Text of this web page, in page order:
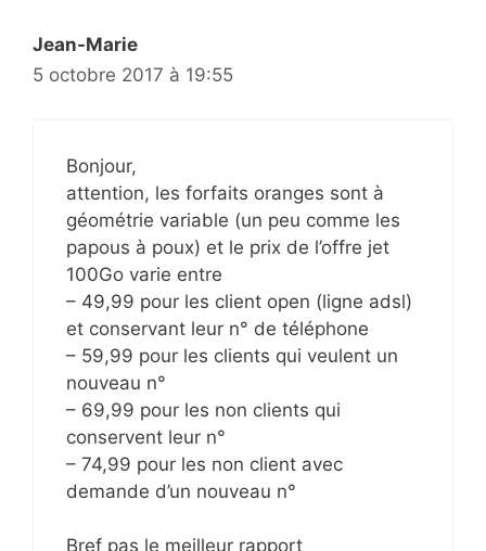
Jean-Marie
5 octobre 2017 à 19:55
Bonjour,
attention, les forfaits oranges sont à
géométrie variable (un peu comme les
papous à poux) et le prix de l’offre jet
100Go varie entre
– 49,99 pour les client open (ligne adsl)
et conservant leur n° de téléphone
– 59,99 pour les clients qui veulent un
nouveau n°
– 69,99 pour les non clients qui
conservent leur n°
– 74,99 pour les non client avec
demande d’un nouveau n°
Bref pas le meilleur rapport